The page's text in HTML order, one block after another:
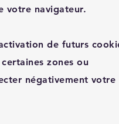
votre navigateur.
de futurs
zones ou
négativement votre